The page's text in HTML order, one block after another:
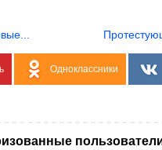
Одноклассники